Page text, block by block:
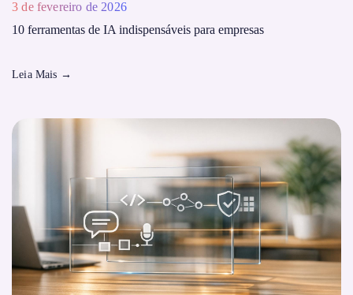
3 de fevereiro de 2026
10 ferramentas de IA indispensáveis ​​para empresas
Leia Mais →